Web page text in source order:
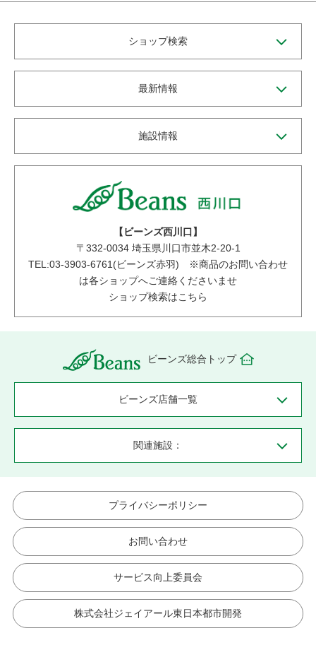
ショップ検索
最新情報
施設情報
【ビーンズ西川口】
〒 332-0034埼玉県川口市並木2-20-1
TEL:03-3903-6761(ビーンズ赤羽) ※商品のお問い合わせ
は各ショップへご連絡くださいませ
ショップ検索はこちら
ビーンズ総合トップ
ビーンズ店舗一覧
関連施設：
プライバシーポリシー
お問い合わせ
サービス向上委員会
株式会社ジェイアール東日本都市開発